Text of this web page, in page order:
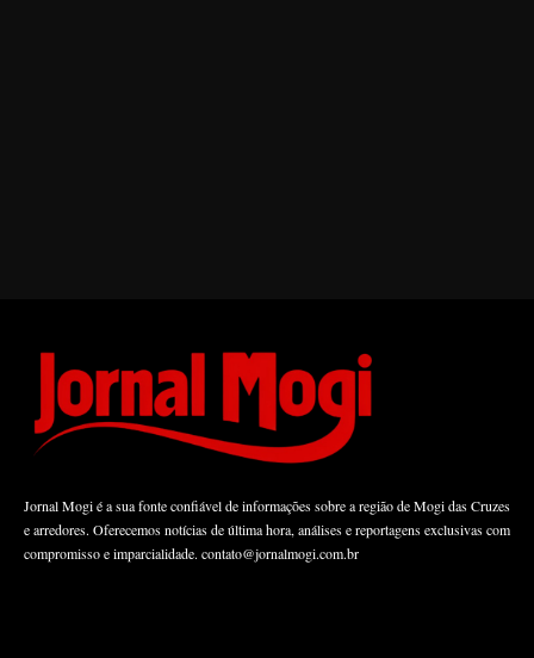
Jornal Mogi é a sua fonte confiável de informações sobre a região de Mogi das Cruzes
e arredores. Oferecemos notícias de última hora, análises e reportagens exclusivas com
compromisso e imparcialidade. contato@jornalmogi.com.br